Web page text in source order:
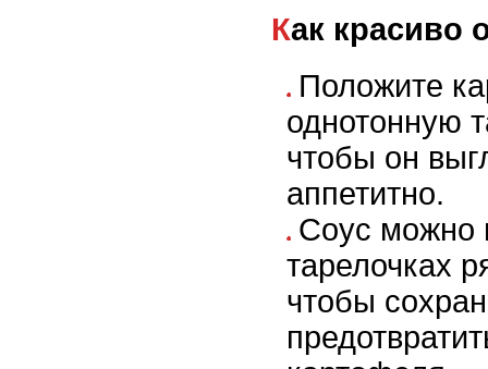
Как
Положите
однотонную
чтобы он
аппетитно.
Соус можно
тарелочках
чтобы